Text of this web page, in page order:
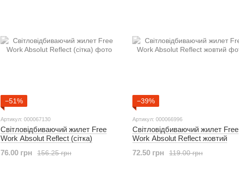
−51%
Артикул: 000067130
Світловідбиваючий жилет Free
Work Absolut Reflect (сітка)
156.25 грн
76.00 грн
−39%
Артикул: 000066996
Світловідбиваючий жилет Free
Work Absolut Reflect жовтий
119.00 грн
72.50 грн